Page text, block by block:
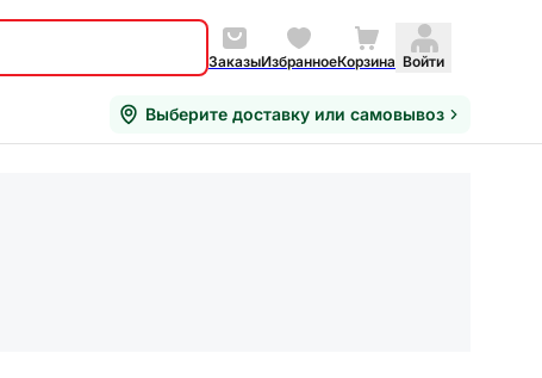
ЗаказыИзбранноеКорзина Войти
Выберите доставку или самовывоз